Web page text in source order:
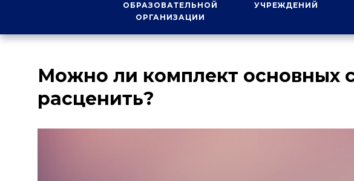
ОБРАЗОВАТЕЛЬНОЙ
ОРГАНИЗАЦИИ
УЧРЕЖДЕНИЙ
Можно ли комплект основных
расценить?